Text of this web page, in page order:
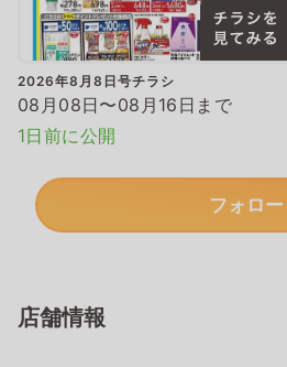
2026年8月8日号チラシ
08月08日〜08月16日まで
1日前に公開
フォロー
店舗情報